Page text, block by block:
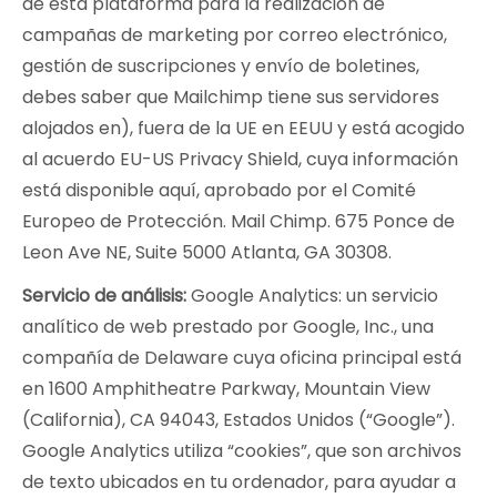
campañas de marketing por correo electrónico,
gestión de suscripciones y envío de boletines,
debes saber que Mailchimp tiene sus servidores
alojados en), fuera de la UE en EEUU y está acogido
al acuerdo EU-US Privacy Shield, cuya información
está disponible aquí, aprobado por el Comité
Europeo de Protección. Mail Chimp. 675 Ponce de
Leon Ave NE, Suite 5000 Atlanta, GA 30308.
Servicio de análisis:Google Analytics: un servicio
analítico de web prestado por Google, Inc., una
compañía de Delaware cuya oficina principal está
en 1600 Amphitheatre Parkway, Mountain View
(California), CA 94043, Estados Unidos (“Google”).
Google Analytics utiliza “cookies”, que son archivos
de texto ubicados en tu ordenador, para ayudar a